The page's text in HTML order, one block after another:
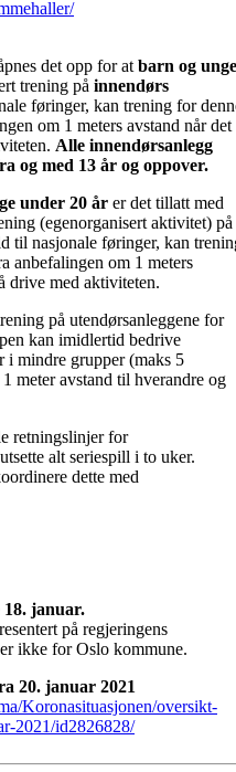
det opp for at barn og unge
trening på innendørs
føringer, kan trening for
om 1 meters avstand når det
Alle innendørsanlegg
og med 13 år og oppover.
under 20 år er det tillatt med
(egenorganisert aktivitet) på
til nasjonale føringer, kan
anbefalingen om 1 meters
drive med aktiviteten.
på utendørsanleggene for
kan imidlertid bedrive
i mindre grupper (maks 5
meter avstand til hverandre og
retningslinjer for
alt seriespill i to uker.
dette med
18. januar.
på regjeringens
ikke for Oslo kommune.
20. januar 2021
Koronasituasjonen/oversikt-
2021/id2826828/